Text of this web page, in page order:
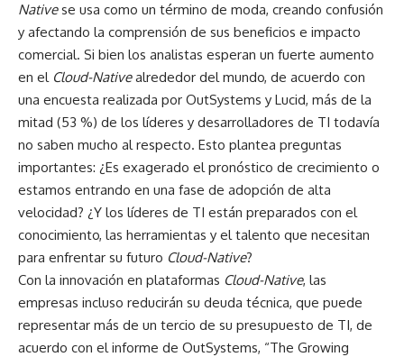
Nativese usa como un término de moda, creando confusión
y afectando la comprensión de sus beneficios e impacto
comercial. Si bien los analistas esperan un fuerte aumento
en el Cloud-Nativealrededor del mundo, de acuerdo con
una encuesta realizada por OutSystems y Lucid, más de la
mitad (53 %) de los líderes y desarrolladores de TI todavía
no saben mucho al respecto. Esto plantea preguntas
importantes: ¿Es exagerado el pronóstico de crecimiento o
estamos entrando en una fase de adopción de alta
velocidad? ¿Y los líderes de TI están preparados con el
conocimiento, las herramientas y el talento que necesitan
para enfrentar su futuro Cloud-Native?
Con la innovación en plataformas Cloud-Native, las
empresas incluso reducirán su deuda técnica, que puede
representar más de un tercio de su presupuesto de TI, de
acuerdo con el informe de OutSystems, “The Growing